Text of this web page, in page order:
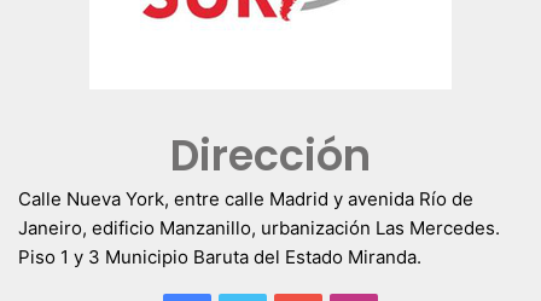
Dirección
Calle Nueva York, entre calle Madrid y avenida Río de
Janeiro, edificio Manzanillo, urbanización Las Mercedes.
Piso 1 y 3 Municipio Baruta del Estado Miranda.